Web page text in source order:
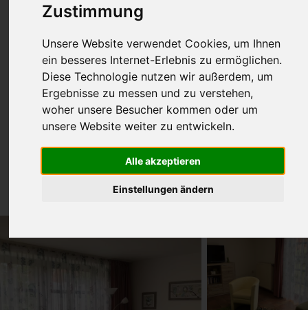
Zustimmung
Unsere Website verwendet Cookies, um Ihnen
ein besseres Internet-Erlebnis zu ermöglichen.
Diese Technologie nutzen wir außerdem, um
Ergebnisse zu messen und zu verstehen,
woher unsere Besucher kommen oder um
unsere Website weiter zu entwickeln.
Alle akzeptieren
Einstellungen ändern
Wohnung 5
50m² für 1-3 Pers.